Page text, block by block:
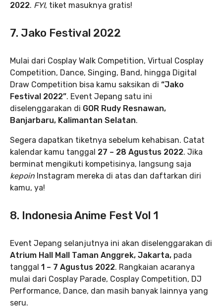
2022. FYI, tiket masuknya gratis!
7. Jako Festival 2022
Mulai dari Cosplay Walk Competition, Virtual Cosplay
Competition, Dance, Singing, Band, hingga Digital
Draw Competition bisa kamu saksikan di “Jako
Festival 2022”. Event Jepang satu ini
diselenggarakan di GOR Rudy Resnawan,
Banjarbaru, Kalimantan Selatan.
Segera dapatkan tiketnya sebelum kehabisan. Catat
kalendar kamu tanggal 27 – 28 Agustus 2022. Jika
berminat mengikuti kompetisinya, langsung saja
kepoin Instagram mereka di atas dan daftarkan diri
kamu, ya!
8. Indonesia Anime Fest Vol 1
Event Jepang selanjutnya ini akan diselenggarakan di
Atrium Hall Mall Taman Anggrek, Jakarta, pada
tanggal 1 – 7 Agustus 2022. Rangkaian acaranya
mulai dari Cosplay Parade, Cosplay Competition, DJ
Performance, Dance, dan masih banyak lainnya yang
seru.